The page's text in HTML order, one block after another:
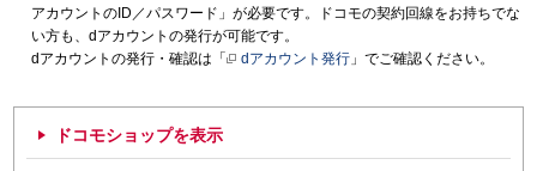
アカウントのID／パスワード」が必要です。ドコモの契約回線をお持ちでな
い方も、dアカウントの発行が可能です。
dアカウントの発行・確認は「
dアカウント発行 」でご確認ください。
ドコモショップを表示